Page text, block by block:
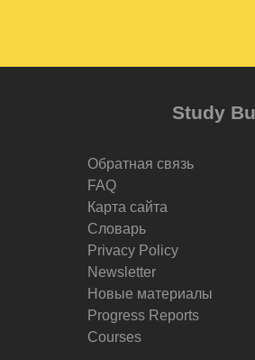
Study
Обратная связь
FAQ
Карта сайта
Словарь
Privacy Policy
Newsletter
Новые материалы
Progress Reports
Courses